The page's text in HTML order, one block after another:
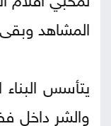
المشاهد
يتأسس
والشر داخل